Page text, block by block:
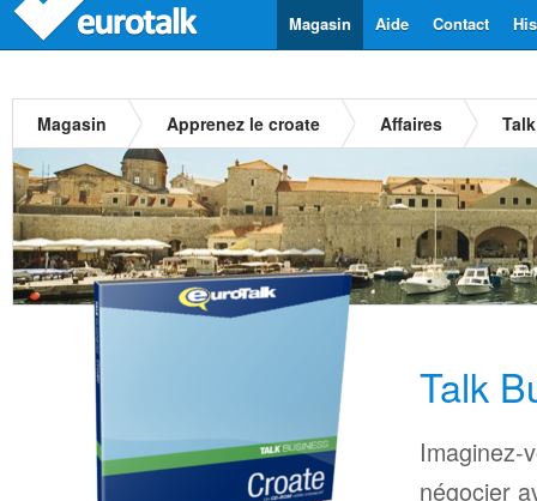
Contact
Aide
Magasin
Magasin Apprenez le croate Affaires
Talk
Imaginez-
négocier